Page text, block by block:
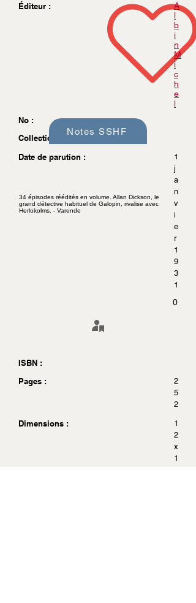
Éditeur :
A
l
b
i
n
M
i
c
h
e
l
No :
Collection :
Date de parution :
1
j
a
n
v
i
e
r
1
9
3
1
0
ISBN :
Pages :
2
5
2
Dimensions :
1
2
x
1
Notes SSHF
34 épisodes réédités en volume. Allan Dickson, le
grand détective habituel de Galopin, rivalise avec
Herlokolms. - Varende